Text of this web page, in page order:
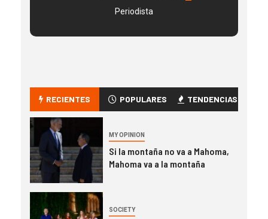
Periodista
RECIENTES POPULARES TENDENCIAS
MY OPINION
Si la montaña no va a Mahoma,
Mahoma va a la montaña
SOCIETY